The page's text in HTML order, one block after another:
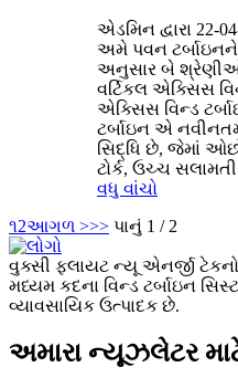
એડમિન દ્વારા 22-
અમે પવન ટર્બાઇનને
અનુસાર બે
વર્ટિકલ એક્સિસ
એક્સિસ વિન્ડ
ટર્બાઇન એ
સિદ્ધિ છે, જેમાં
ટોર્ક, ઉચ્ચ
વધુ વાંચો
૧2આગળ >>> પાનું 1 / 2
વુક્સી ફ્લાયટ ન્યૂ એનર્જી
મધ્યમ કદના વિન્ડ ટર્બાઇન
વ્યાવસાયિક ઉત્પાદક છે.
અમારા ન્યૂઝલેટર